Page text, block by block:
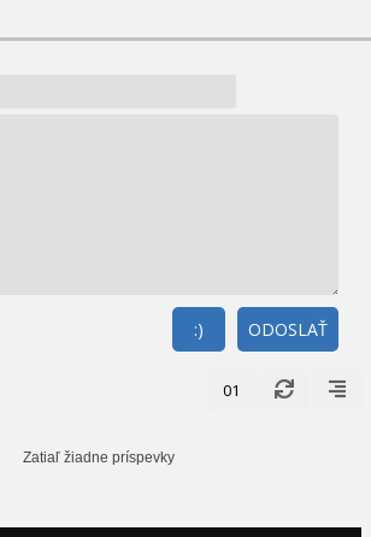
ODOSLAŤ
:)
01
Zatiaľ žiadne príspevky